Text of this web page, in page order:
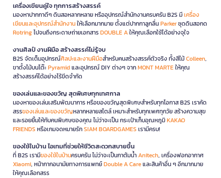
เครื่องเขียนคู่ใจ ทุกการสร้างสรรค์
มองหาปากกาดีๆ ดินสอหลากหลาย หรืออุปกรณ์สำนักงานครบครัน B2S มีเครื่อง
เขียนและอุปกรณ์สำนักงานให้เลือกมากมาย ตั้งแต่ปากกาลูกลื่นParkerชุดดินสอกด
Rotringไปจนถึงกระดาษถ่ายเอกสารDOUBLE Aให้คุณเลือกใช้ได้อย่างจุใจ
งานศิลป์ งานฝีมือ สร้างสรรค์ไม่รู้จบ
B2S จัดเต็มอุปกรณ์ศิลปะและงานฝีมือสำหรับคนสร้างสรรค์ตัวจริง ทั้งสีไม้Colleen,
ขาตั้งไม้บนโต๊ะPyramidและอุปกรณ์ DIY ต่างๆ จากMONT MARTEให้คุณ
สร้างสรรค์ได้อย่างไร้ขีดจำกัด
ของเล่นและของขวัญ สุดพิเศษทุกเทศกาล
มองหาของเล่นเสริมพัฒนาการ หรือของขวัญสุดพิเศษสำหรับทุกโอกาส B2S เราคัด
สรรของเล่นและของขวัญหลากหลายสไตล์ เหมาะสำหรับทุกเพศทุกวัย สร้างความสุข
และรอยยิ้มให้กับคนพิเศษของคุณ ไม่ว่าจะเป็น กระเป๋าเก็บอุณหภูมิKAKAO
FRIENDS หรือเกมจดหมายรักSIAM BOARDGAMES เรามีครบ!
ของใช้ในบ้าน ไอเทมที่ช่วยให้ชีวิตสะดวกสบายขึ้น
ที่ B2S เรามีของใช้ในบ้านครบครัน ไม่ว่าจะเป็นกาต้มน้ำAnitech, เครื่องฟอกอากาศ
Xiaomi, หน้ากากอนามัยทางการแพทย์Double A Careและสินค้าอื่น ๆ อีกมากมาย
ให้คุณเลือกสรร